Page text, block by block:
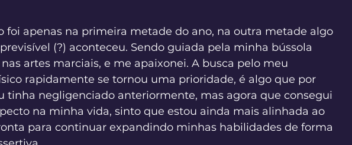
foi apenas na primeira metade do ano, na outra metade algo
(?) aconteceu. Sendo guiada pela minha bússola
artes marciais, e me apaixonei. A busca pelo meu
rapidamente se tornou uma prioridade, é algo que por
tinha negligenciado anteriormente, mas agora que consegui
na minha vida, sinto que estou ainda mais alinhada ao
para continuar expandindo minhas habilidades de forma